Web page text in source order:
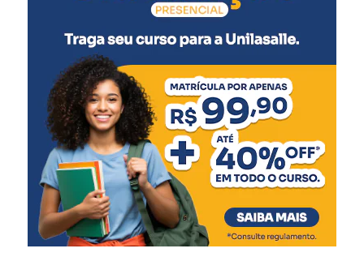
Julgamento e cadeia para Nethaniahu!!!
O Mundo precisa deste exemplo…
*Ex-ministro de Estado